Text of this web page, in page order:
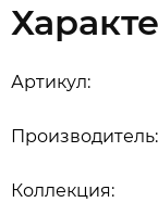
Артикул:
Производитель:
Коллекция: